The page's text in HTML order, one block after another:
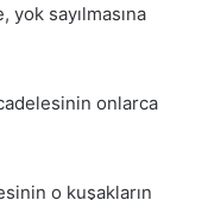
sayılmasına
onlarca
o kuşakların